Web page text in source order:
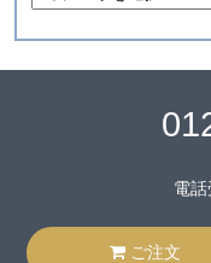
電
ご注文